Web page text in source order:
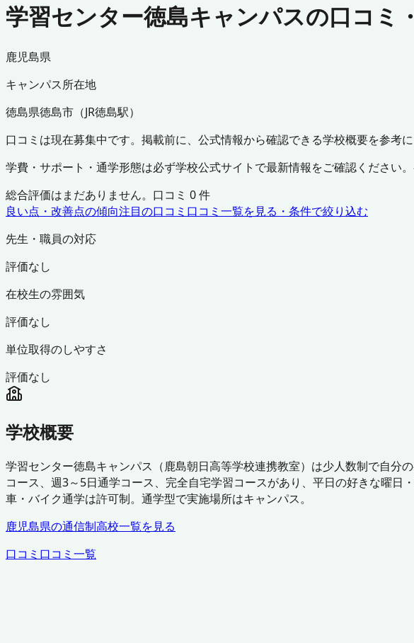
学習センター徳島キャンパスの口コミ
鹿児島県
キャンパス所在地
徳島県徳島市 （JR徳島駅）
口コミは現在募集中です。掲載前に、公式情報から確認できる学校概要を参考に
学費・サポート・通学形態は必ず学校公式サイトで最新情報をご確認ください
総合評価はまだありません。口コミ 0件
良い点・改善点の傾向注目の口コミ 口コミ一覧を見る・条件で絞り込む
先生・職員の対応
評価なし
在校生の雰囲気
評価なし
単位取得のしやすさ
評価なし
学校概要
学習センター徳島キャンパス（鹿島朝日高等学校連携教室）は少人数制で自
コース、週3～5日通学コース、完全自宅学習コースがあり、平日の好きな曜
車・バイク通学は許可制。通学型で実施場所はキャンパス。
鹿児島県の通信制高校一覧を見る
口コミ 口コミ一覧